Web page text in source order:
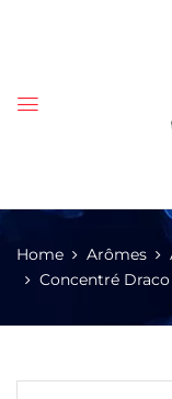
Home Arômes
Concentré